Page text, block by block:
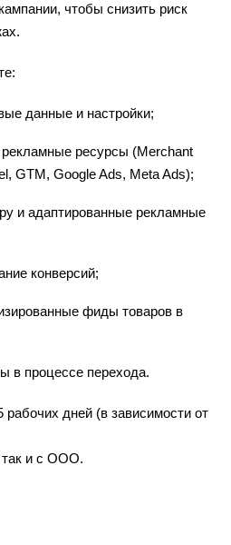
чтобы снизить риск
данные и настройки;
рекламные ресурсы (Merchant
GTM, Google Ads, Meta Ads);
и адаптированные рекламные
конверсий;
фиды товаров в
в процессе перехода.
дней (в зависимости от
так и с ООО.